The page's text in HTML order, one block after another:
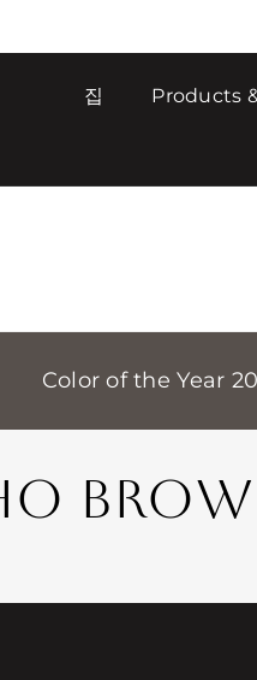
집 Products
Color of the Year